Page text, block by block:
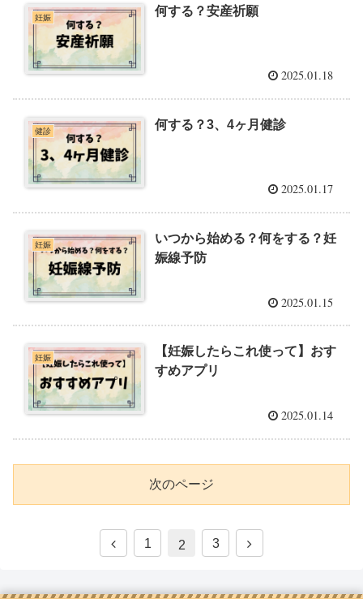
妊娠 何する？安産祈願
2025.01.18
健診 何する？3、4ヶ月健診
2025.01.17
妊娠
いつから始める？何をする？妊
娠線予防
2025.01.15
妊娠
【妊娠したらこれ使って】おす
すめアプリ
2025.01.14
次のページ
1 2 3